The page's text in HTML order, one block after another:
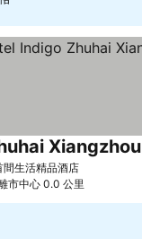
間生活精品酒店
Xiangzhou
市中心 0.0 公里